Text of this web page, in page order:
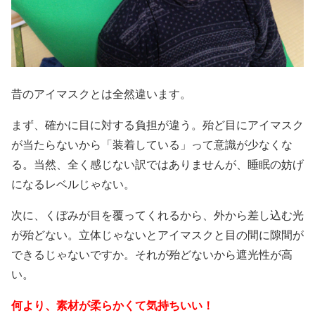
昔のアイマスクとは全然違います。
まず、確かに目に対する負担が違う。殆ど目にアイマスク
が当たらないから「装着している」って意識が少なくな
る。当然、全く感じない訳ではありませんが、睡眠の妨げ
になるレベルじゃない。
次に、くぼみが目を覆ってくれるから、外から差し込む光
が殆どない。立体じゃないとアイマスクと目の間に隙間が
できるじゃないですか。それが殆どないから遮光性が高
い。
何より、素材が柔らかくて気持ちいい！